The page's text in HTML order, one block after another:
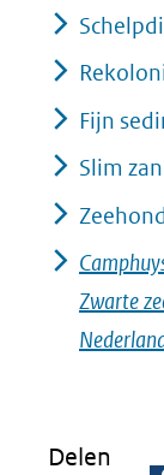
Fijn
Slim
Zwarte
Delen